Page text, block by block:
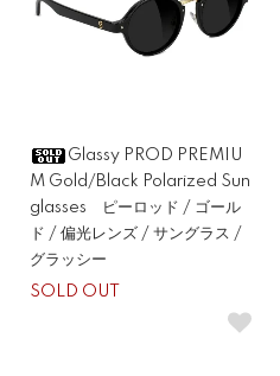
Glassy PROD PREMIU
M Gold/Black Polarized Sun
glasses ピーロッド / ゴール
ド / 偏光レンズ / サングラス /
グラッシー
SOLD OUT